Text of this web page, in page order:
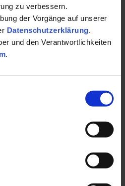
zu verbessern.
der Vorgänge auf unserer
Datenschutzerklärung
und den Verantwortlichkeiten